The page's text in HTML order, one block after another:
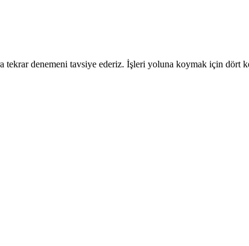
tekrar denemeni tavsiye ederiz. İşleri yoluna koymak için dört